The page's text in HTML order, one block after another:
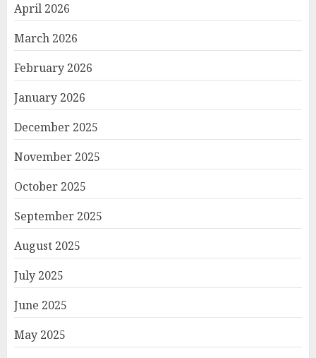
April 2026
March 2026
February 2026
January 2026
December 2025
November 2025
October 2025
September 2025
August 2025
July 2025
June 2025
May 2025